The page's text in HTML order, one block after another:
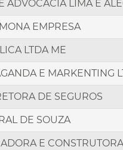
ADVOCACIA LIMA E
EMPRESA
LTDA ME
E MARKENTING
DE SEGUROS
DE SOUZA
E CONSTRUTORA